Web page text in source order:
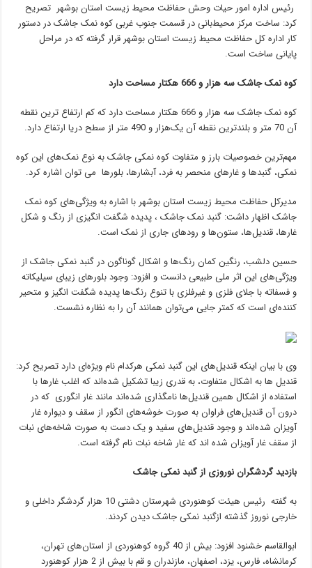
رئیس اداره امور حیات وحش حفاظت محیط زیست استان بوشهر تصریح
کرد: ساخت مرکز محیط‌‏بانی در قسمت جنوب غربی کوه نمک جاشک در دستور
کار اداره کل حفاظت محیط‏ زیست استان بوشهر قرار گرفته که در مراحل
پایانی ساخت است.
کوه نمک جاشک سه هزار و 666 هکتار مساحت دارد
کوه نمک جاشک سه هزار و 666 هکتار مساحت دارد که کم ارتفاع ترین نقطه
آن 70 متر و بلندترین نقطه آن یک‌هزار و 490 متر از سطح دریا ارتفاع دارد.
مهم‌ترین خصوصیات بارز و متفاوت کوه نمکی جاشک به نوع نمک‌های این کوه
نمکی، گنبدها و غارهای منحصر به فرد، آبشارها، بلورها می توان اشاره کرد.
مدیرکل حفاظت محیط زیست استان بوشهر با اشاره به ویژگی‌های کوه نمک
جاشک اظهار داشت: گنبد نمک جاشک ، پدیده شگفت انگیزی از رنگ و شکل
غارها، قندیل‌ها، ستون‌ها و رودهای جاری از نمک است.
حسین دلشب، رنگین کمان رنگ‌ها و اشکال گوناگون در گنبد نمکی جاشک از
ویژگی‌های این اثر ملی طبیعی دانست و افزود: وجود بلورهای زیبای سیلیکاته
و فسفاته با جلای فلزی و غیرفلزی با تنوع رنگ‌ها پدیده شگفت انگیز و متحیر
کننده‌ای است که کمتر جایی می‌توان همانند آن را به نظاره نشست.
وی با بیان اینکه قندیل‌های این گنبد نمکی هرکدام نام ویژه‌ای دارد تصریح کرد:
قندیل ها به اشکال متفاوت، به قدری زیبا تشکیل شده‌اند که اغلب غارها با
استفاده از اشکال همین قندیل‌ها نامگذاری شده‌اند مانند غار انگوری که در
درون آن قندیل‌های فراوان به صورت خوشه‌های انگور از سقف و دیواره غار
آویزان شده‌اند و وجود قندیل‌های سفید و یک دست به صورت شاخه‌های نبات
از سقف غار آویزان شده اند که غار شاخه نبات نام گرفته است.
بازدید گردشگران نوروزی از گنبد نمکی جاشک
به گفته رئیس هیئت کوهنوردی شهرستان دشتی 10 هزار گردشگر داخلی و
خارجی نوروز گذشته ازگنبد نمکی جاشک دیدن کردند.‎
ابوالقاسم خشنود افزود: بیش از 40 گروه کوهنوردی از استان‌های تهران،
کرمانشاه، فارس، یزد، اصفهان، ‏مازندران و قم با بیش از 2 هزار کوهنورد